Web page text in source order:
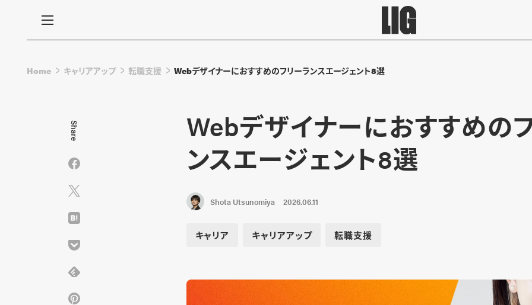
Home キャリアアップ 転職支援 Webデザイナーにおすすめのフリーランスエージェント8選
Webデザイナーにおすすめの
ンスエージェント8選
Shota Utsunomiya 2026.06.11
キャリア キャリアアップ 転職支援
Share